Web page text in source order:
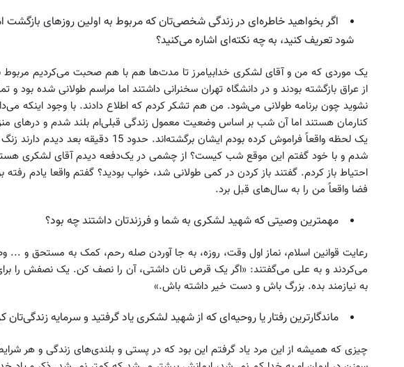
اگر بخواهید خاطره‌ای در زندگی شخصی‌تان که مربوط به اولین روزهای بازگشت
شود تعریف کنید، به چه نکته‌ای اشاره می‌کنید؟
یک موردی که من و آقای لشکری خدابیامرز تا مدت‌ها هم با هم صحبت می‌کردیم مربوط
از عراق بازگشته بودند و در دانشگاه تهران سخنرانی داشتند اما مراسم طولانی شده بود و
نشوید چون برنامه طولانی می‌شود. من هم تشکر کردم که اطلاع دادند. با وجود اینکه
کنارمان هستند اما آن شب بر اساس وضعیت معمول زندگی قبلی‌ام بلند شدم و درهای
یک لحظه واقعاً فراموش کرده بودم ایشان برگشته‌اند.
شدم و با خود گفتم این موقع شب کیست؟ از چشمی در یک‌دفعه دیدم آقای لشکری
احتیاط باز کردم. گفتند باز کردن در کمی طولانی شد، خواب بودید؟ گفتم واقعا یادم
فضا واقعاً من را به سال‌های قبل برد.
مهمترین وصیتی که شهید لشکری به شما و فرزندتان داشتند چه بود؟
رعایت قوانین اسلام، نماز اول وقت، روزه، به جا آوردن صله رحم، کمک به مستحق و ...
می‌کردند و به علی می‌گفتند: «اگر یک قرص نان داشتی، آن را نصف کن. یک نصفش را
به نیازمند بده. بزرگ باش و دست خیر داشته باش.»
ماندگارترین رفتار یا روحیه‌ای که از شهید لشکری یاد گرفتید و سرمایه
چیزی که همیشه از این مرد یاد گرفتم این بود که در پستی و بلندی‌های زندگی و هر